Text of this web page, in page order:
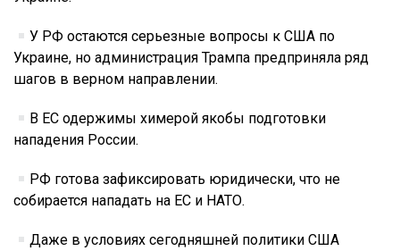
У РФ остаются серьезные вопросы к США по
Украине, но администрация Трампа предприняла ряд
шагов в верном направлении.
В ЕС одержимы химерой якобы подготовки
нападения России.
РФ готова зафиксировать юридически, что не
собирается нападать на ЕС и НАТО.
Даже в условиях сегодняшней политики США